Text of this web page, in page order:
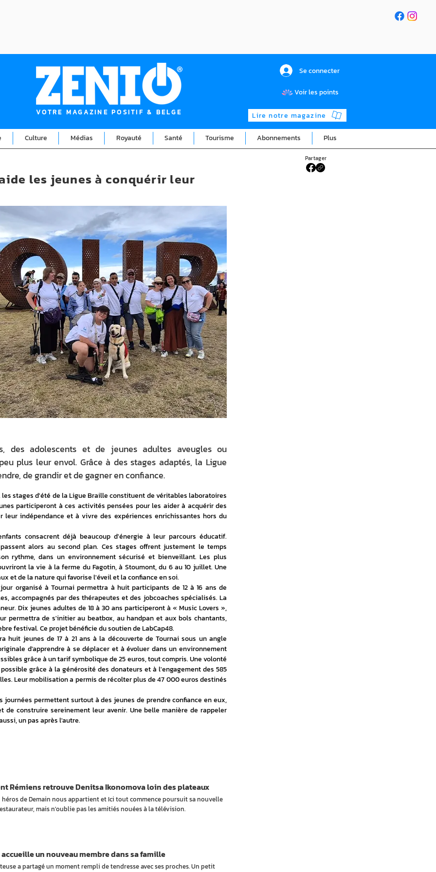
VOTRE MAGAZINE POSITIF & BELGE
Se connecter
Voir les points
Lire notre magazine
Culture Médias Royauté Santé Tourisme Abonnements Plus
Partager
des adolescents et de jeunes adultes aveugles ou
plus leur envol. Grâce à des stages adaptés, la Ligue
de grandir et de gagner en confiance.
stages d'été de la Ligue Braille constituent de véritables laboratoires
participeront à ces activités pensées pour les aider à acquérir des
leur indépendance et à vivre des expériences enrichissantes hors du
consacrent déjà beaucoup d'énergie à leur parcours éducatif.
alors au second plan. Ces stages offrent justement le temps
rythme, dans un environnement sécurisé et bienveillant. Les plus
la vie à la ferme du Fagotin, à Stoumont, du 6 au 10 juillet. Une
et de la nature qui favorise l'éveil et la confiance en soi.
organisé à Tournai permettra à huit participants de 12 à 16 ans de
accompagnés par des thérapeutes et des jobcoaches spécialisés. La
Dix jeunes adultes de 18 à 30 ans participeront à « Music Lovers »,
permettra de s'initier au beatbox, au handpan et aux bols chantants,
festival. Ce projet bénéficie du soutien de LabCap48.
huit jeunes de 17 à 21 ans à la découverte de Tournai sous un angle
d'apprendre à se déplacer et à évoluer dans un environnement
grâce à un tarif symbolique de 25 euros, tout compris. Une volonté
grâce à la générosité des donateurs et à l'engagement des 585
Leur mobilisation a permis de récolter plus de 47 000 euros destinés
journées permettent surtout à des jeunes de prendre confiance en eux,
de construire sereinement leur avenir. Une belle manière de rappeler
un pas après l'autre.
les jeunes à conquérir leur
héros de Demain nous appartient et Ici tout commence poursuit sa nouvelle
mais n'oublie pas les amitiés nouées à la télévision.
Rémiens retrouve Denitsa Ikonomova loin des plateaux
a partagé un moment rempli de tendresse avec ses proches. Un petit
un nouveau membre dans sa famille